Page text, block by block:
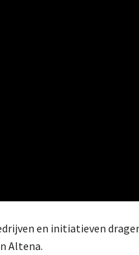
en initiatieven
Altena.